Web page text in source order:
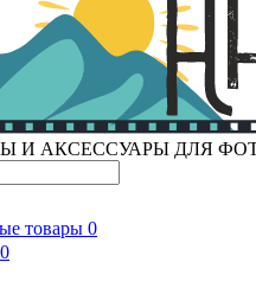
И АКСЕССУАРЫ ДЛЯ
товары 0
0